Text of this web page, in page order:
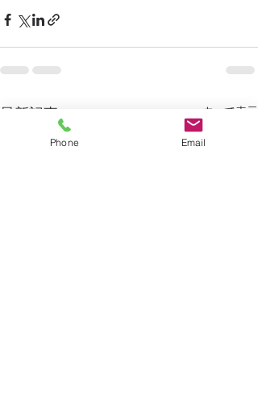
最新記事 すべて表示
Phone Email